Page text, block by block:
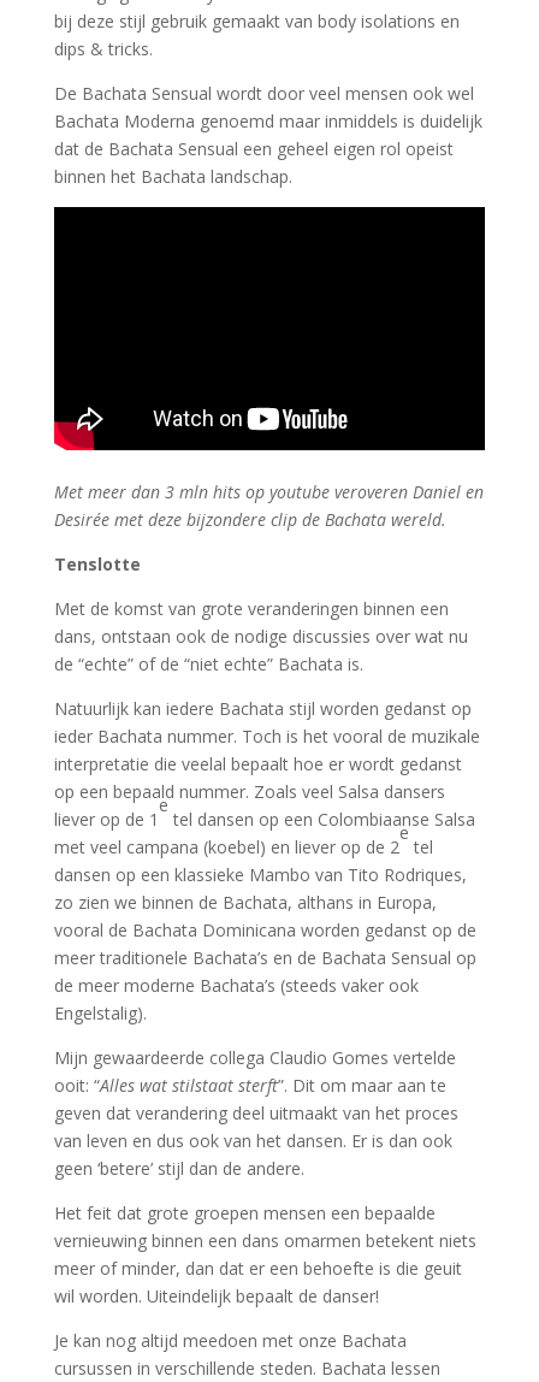
bij deze stijl gebruik gemaakt van body isolations en
dips & tricks.
De Bachata Sensual wordt door veel mensen ook wel
Bachata Moderna genoemd maar inmiddels is duidelijk
dat de Bachata Sensual een geheel eigen rol opeist
binnen het Bachata landschap.
Met meer dan 3 mln hits op youtube veroveren Daniel en
Desirée met deze bijzondere clip de Bachata wereld.
Tenslotte
Met de komst van grote veranderingen binnen een
dans, ontstaan ook de nodige discussies over wat nu
de “echte” of de “niet echte” Bachata is.
Natuurlijk kan iedere Bachata stijl worden gedanst op
ieder Bachata nummer. Toch is het vooral de muzikale
interpretatie die veelal bepaalt hoe er wordt gedanst
op een bepaald nummer. Zoals veel Salsa dansers
liever op de 1
e
tel dansen op een Colombiaanse Salsa
met veel campana (koebel) en liever op de 2
e
tel
dansen op een klassieke Mambo van Tito Rodriques,
zo zien we binnen de Bachata, althans in Europa,
vooral de Bachata Dominicana worden gedanst op de
meer traditionele Bachata’s en de Bachata Sensual op
de meer moderne Bachata’s (steeds vaker ook
Engelstalig).
Mijn gewaardeerde collega Claudio Gomes vertelde
ooit: “Alles wat stilstaat sterft”. Dit om maar aan te
geven dat verandering deel uitmaakt van het proces
van leven en dus ook van het dansen. Er is dan ook
geen ‘betere’ stijl dan de andere.
Het feit dat grote groepen mensen een bepaalde
vernieuwing binnen een dans omarmen betekent niets
meer of minder, dan dat er een behoefte is die geuit
wil worden. Uiteindelijk bepaalt de danser!
Je kan nog altijd meedoen met onze Bachata
cursussen in verschillende steden. Bachata lessen